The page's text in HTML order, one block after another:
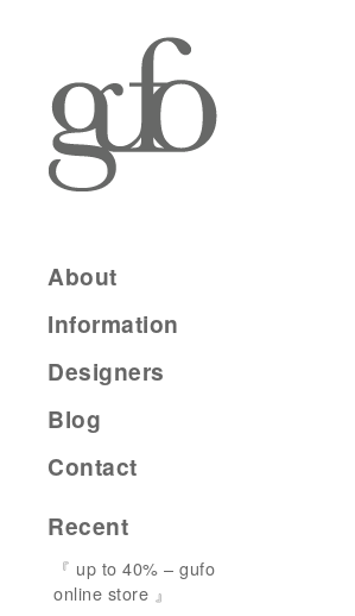
About
Information
Designers
Blog
Contact
Recent
『 up to 40% – gufo
online store 』